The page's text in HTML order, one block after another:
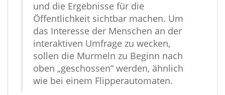
und die Ergebnisse für die
Öffentlichkeit sichtbar machen. Um
das Interesse der Menschen an der
interaktiven Umfrage zu wecken,
sollen die Murmeln zu Beginn nach
oben „geschossen“ werden, ähnlich
wie bei einem Flipperautomaten.